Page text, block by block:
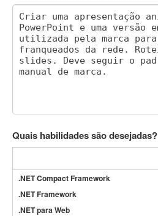
Quais habilidades são desejadas?
.NET Compact Framework
.NET Framework
.NET para Web